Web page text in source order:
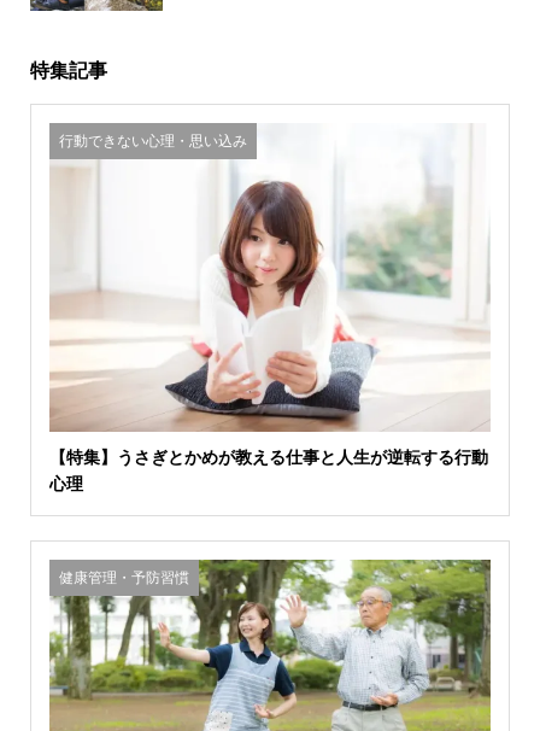
特集記事
行動できない心理・思い込み
【特集】うさぎとかめが教える仕事と人生が逆転する行動
心理
健康管理・予防習慣